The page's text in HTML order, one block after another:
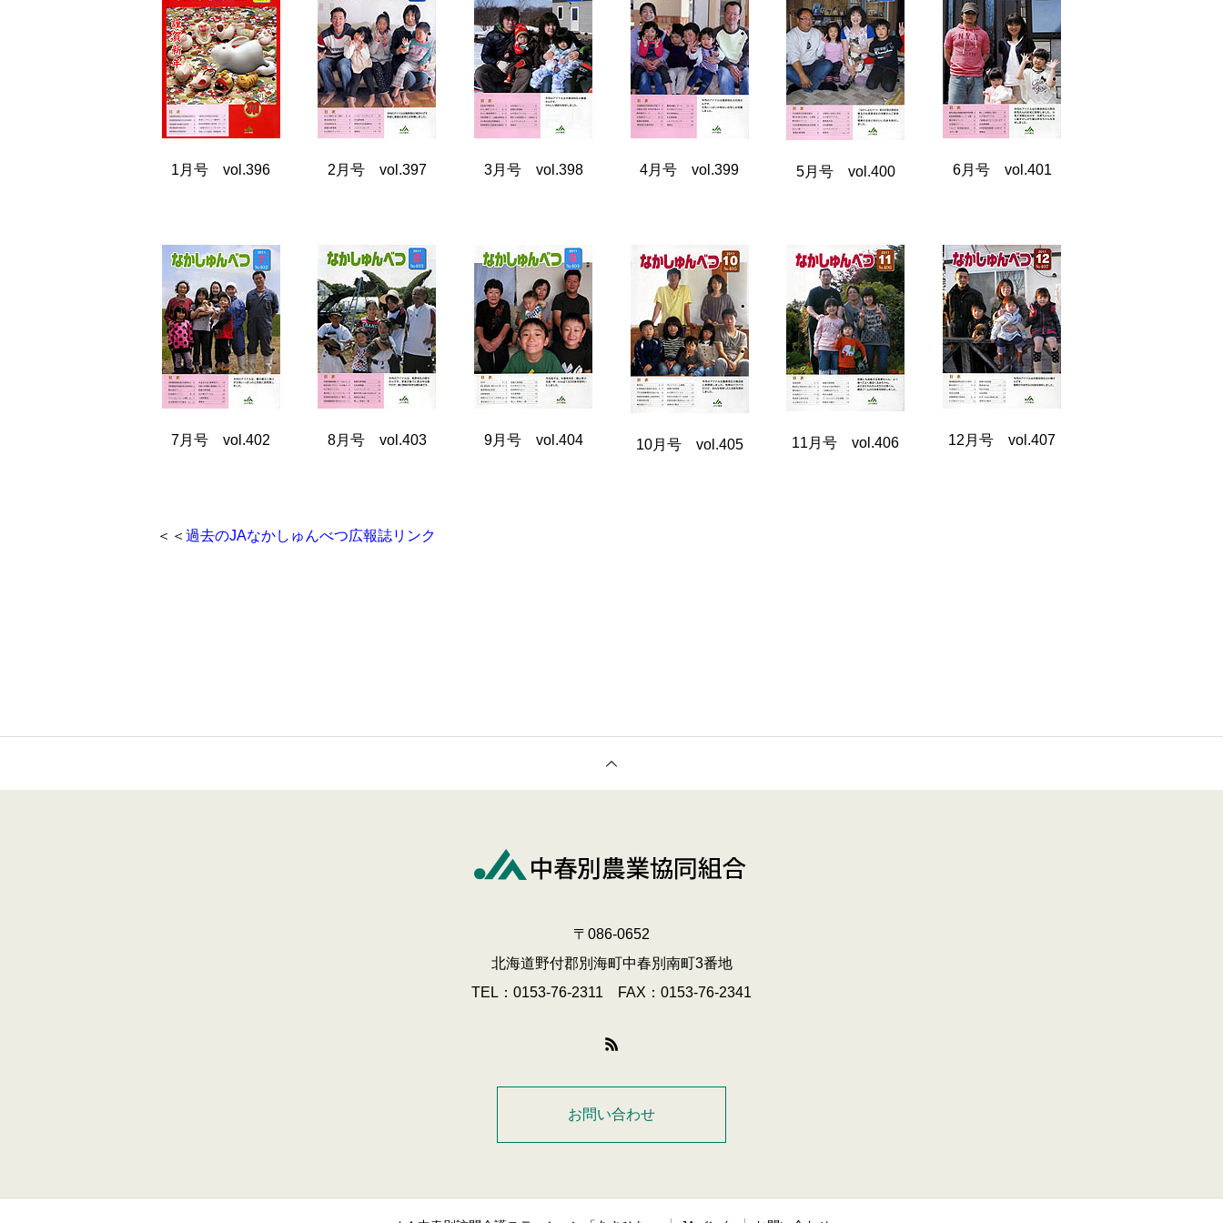
1月号 vol.396 2月号 vol.397 3月号 vol.398 4月号 vol.399 5月号 vol.400 6月号 vol.401
7月号 vol.402 8月号 vol.403 9月号 vol.404 10月号 vol.405 11月号 vol.406 12月号 vol.407
＜＜ 過去のJAなかしゅんべつ広報誌リンク
〒086-0652
北海道野付郡別海町中春別南町3番地
TEL：0153-76-2311 FAX：0153-76-2341
お問い合わせ